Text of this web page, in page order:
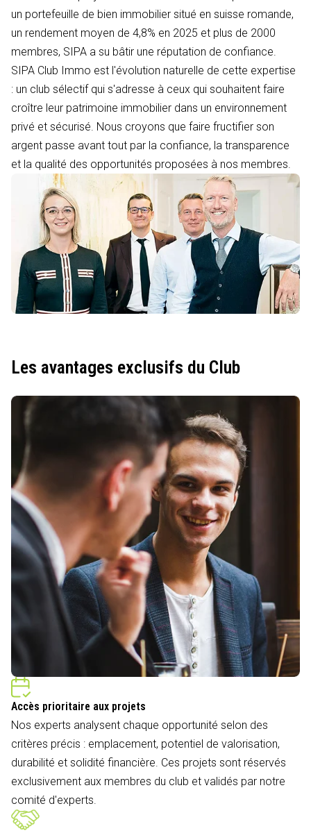
un portefeuille de bien immobilier situé en suisse romande,
un rendement moyen de 4,8% en 2025 et plus de 2000
membres, SIPA a su bâtir une réputation de confiance.
SIPA Club Immo est l'évolution naturelle de cette expertise
: un club sélectif qui s'adresse à ceux qui souhaitent faire
croître leur patrimoine immobilier dans un environnement
privé et sécurisé. Nous croyons que faire fructifier son
argent passe avant tout par la confiance, la transparence
et la qualité des opportunités proposées à nos membres.
Les avantages exclusifs du Club
Accès prioritaire aux projets
Nos experts analysent chaque opportunité selon des
critères précis : emplacement, potentiel de valorisation,
durabilité et solidité financière. Ces projets sont réservés
exclusivement aux membres du club et validés par notre
comité d'experts.